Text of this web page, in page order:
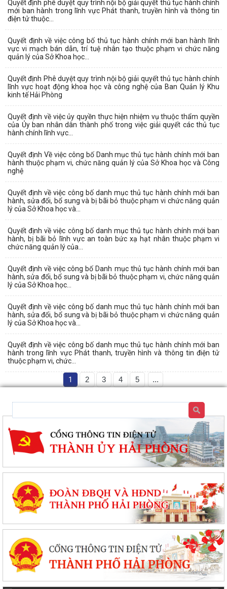
Quyết định phê duyệt quy trình nội bộ giải quyết thủ tục hành chính
mới ban hành trong lĩnh vực Phát thanh, truyền hình và thông tin
điện tử thuộc...
Quyết định về việc công bố thủ tục hành chính mới ban hành lĩnh
vực vi mạch bán dẫn, trí tuệ nhân tạo thuộc phạm vi chức năng
quản lý của Sở Khoa học...
Quyết định Phê duyệt quy trình nội bộ giải quyết thủ tục hành chính
lĩnh vực hoạt động khoa học và công nghệ của Ban Quản lý Khu
kinh tế Hải Phòng
Quyết định về việc ủy quyền thực hiện nhiệm vụ thuộc thẩm quyền
của Ủy ban nhân dân thành phố trong việc giải quyết các thủ tục
hành chính lĩnh vực...
Quyết định Về việc công bố Danh mục thủ tục hành chính mới ban
hành thuộc phạm vi, chức năng quản lý của Sở Khoa học và Công
nghệ
Quyết định về việc công bố danh mục thủ tục hành chính mới ban
hành, sửa đổi, bổ sung và bị bãi bỏ thuộc phạm vi chức năng quản
lý của Sở Khoa học và...
Quyết định về việc công bố danh mục thủ tục hành chính mới ban
hành, bị bãi bỏ lĩnh vực an toàn bức xạ hạt nhân thuộc phạm vi
chức năng quản lý của...
Quyết định về việc công bố Danh mục thủ tục hành chính mới ban
hành, sửa đổi, bổ sung và bị bãi bỏ thuộc phạm vi, chức năng quản
lý của Sở Khoa học...
Quyết định về việc công bố danh mục thủ tục hành chính mới ban
hành, sửa đổi, bổ sung và bị bãi bỏ thuộc phạm vi chức năng quản
lý của Sở Khoa học và...
Quyết định về việc công bố danh mục thủ tục hành chính mới ban
hành trong lĩnh vực Phát thanh, truyền hình và thông tin điện tử
thuộc phạm vi, chức...
1 2 3 4 5 ...